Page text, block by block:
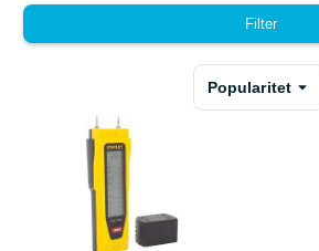
Filter
Popularitet